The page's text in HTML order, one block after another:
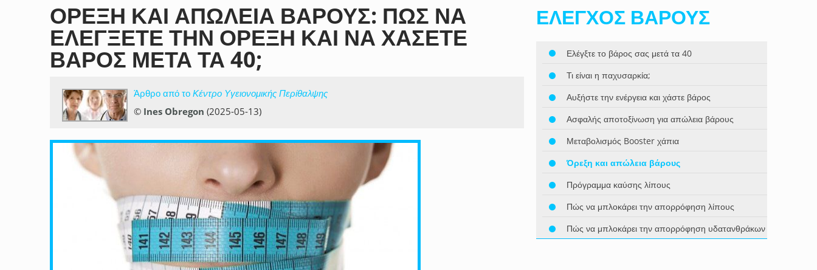
ΌΡΕΞΗ ΚΑΙ ΑΠΏΛΕΙΑ ΒΆΡΟΥΣ: ΠΏΣ ΝΑ
ΕΛΈΓΞΕΤΕ ΤΗΝ ΌΡΕΞΗ ΚΑΙ ΝΑ ΧΆΣΕΤΕ
ΒΆΡΟΣ ΜΕΤΆ ΤΑ 40;
Άρθρο από το Κέντρο Υγειονομικής Περίθαλψης
© Ines Obregon (2025-05-13)
ΈΛΕΓΧΟΣ ΒΆΡΟΥΣ
Ελέγξτε το βάρος σας μετά τα 40
Τι είναι η παχυσαρκία;
Αυξήστε την ενέργεια και χάστε βάρος
Ασφαλής αποτοξίνωση για απώλεια βάρους
Μεταβολισμός Booster χάπια
Όρεξη και απώλεια βάρους
Πρόγραμμα καύσης λίπους
Πώς να μπλοκάρει την απορρόφηση λίπους
Πώς να μπλοκάρει την απορρόφηση υδατανθράκων